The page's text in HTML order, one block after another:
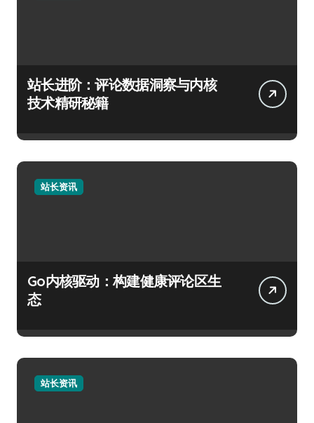
站长进阶：评论数据洞察与内核
技术精研秘籍
站长资讯
Go内核驱动：构建健康评论区生
态
站长资讯